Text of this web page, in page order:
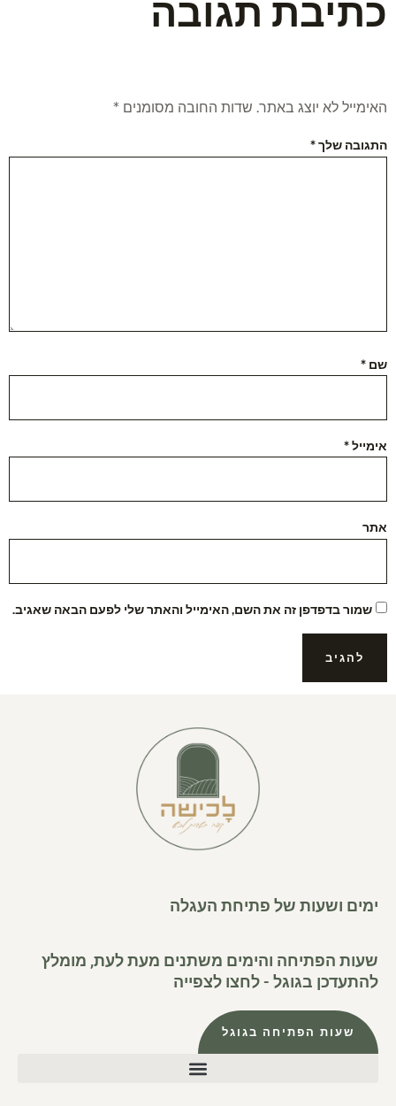
האימייל לא יוצג באתר. שדות החובה מסומנים *
התגובה שלך*
שם *
אימייל*
אתר
שמור בדפדפן זה את השם, האימייל והאתר שלי לפעם הבאה שאגיב.
ימים ושעות של פתיחת העגלה
שעות הפתיחה והימים משתנים מעת לעת, מומלץ
להתעדכן בגוגל - לחצו לצפייה
שעות הפתיחה בגוגל